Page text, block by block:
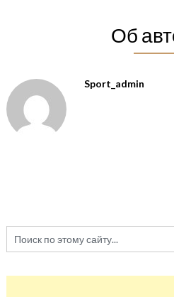
Об
Sport_admin